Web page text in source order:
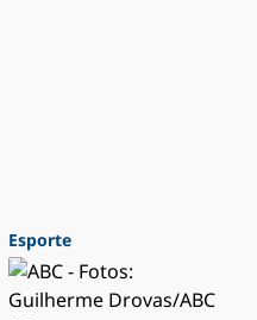
Esporte